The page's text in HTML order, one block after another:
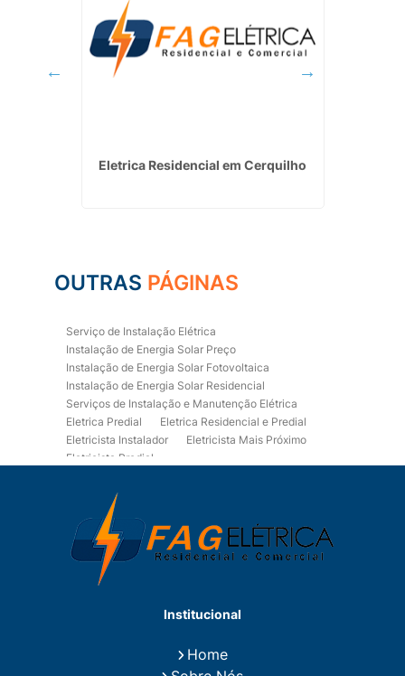
Eletrica Residencial em Cerquilho
OUTRAS PÁGINAS
Serviço de Instalação Elétrica
Instalação de Energia Solar Preço
Instalação de Energia Solar Fotovoltaica
Instalação de Energia Solar Residencial
Serviços de Instalação e Manutenção Elétrica
Eletrica Predial
Eletrica Residencial e Predial
Eletricista Instalador
Eletricista Mais Próximo
Eletricista Predial
Eletricista Residencial
Eletricista Residencial E Predial
Eletricistas de Manutenção
Empresa de Instalações Elétricas
Empresa de Manutenção Eletrica
Empresa de Prestação de Serviços Eletricos
Fiação para Instalação Eletrica Residencial
Instalação de Energia Solar Residencial Preço
Institucional
Home